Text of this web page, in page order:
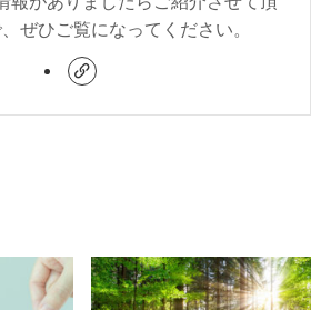
ぜひご覧になってください。